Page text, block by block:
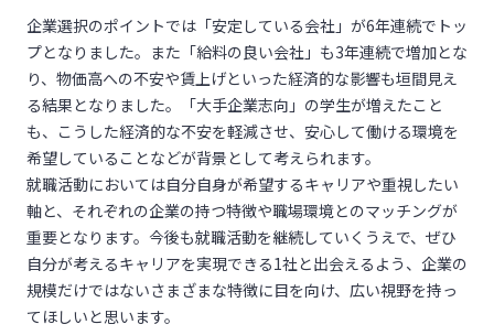
企業選択のポイントでは「安定している会社」が6年連続でトッ
プとなりました。また「給料の良い会社」も3年連続で増加とな
り、物価高への不安や賃上げといった経済的な影響も垣間見え
る結果となりました。「大手企業志向」の学生が増えたこと
も、こうした経済的な不安を軽減させ、安心して働ける環境を
希望していることなどが背景として考えられます。
就職活動においては自分自身が希望するキャリアや重視したい
軸と、それぞれの企業の持つ特徴や職場環境とのマッチングが
重要となります。今後も就職活動を継続していくうえで、ぜひ
自分が考えるキャリアを実現できる1社と出会えるよう、企業の
規模だけではないさまざまな特徴に目を向け、広い視野を持っ
てほしいと思います。